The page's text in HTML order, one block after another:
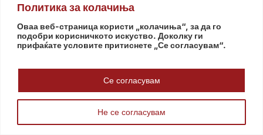
Политика за колачиња
Оваа веб-страница користи „колачиња“, за да го
подобри корисничкото искуство. Доколку ги
прифаќате условите притиснете „Се согласувам“.
Не се согласувам
Се согласувам
Брза навигација
Почетна
Совет за безбедност
Информации од јавен карактер
Контакт